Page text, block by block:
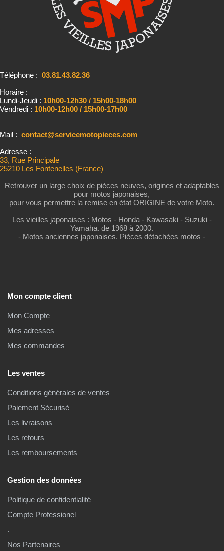
Téléphone : 03.81.43.82.36
Horaire :
Lundi-Jeudi : 10h00-12h30 / 15h00-18h00
Vendredi : 10h00-12h00 / 15h00-17h00
Mail : contact@servicemotopieces.com
Adresse :
33, Rue Principale
25210 Les Fontenelles (France)
Retrouver un large choix de pièces neuves, origines et adaptables
pour motos japonaises,
pour vous permettre la remise en état ORIGINE de votre Moto.
Les vieilles japonaises : Motos - Honda - Kawasaki - Suzuki -
Yamaha. de 1968 à 2000.
- Motos anciennes japonaises. Pièces détachées motos -
Mon compte client
Mon Compte
Mes adresses
Mes commandes
Les ventes
Conditions générales de ventes
Paiement Sécurisé
Les livraisons
Les retours
Les remboursements
Gestion des données
Politique de confidentialité
Compte Professionel
.
Nos Partenaires